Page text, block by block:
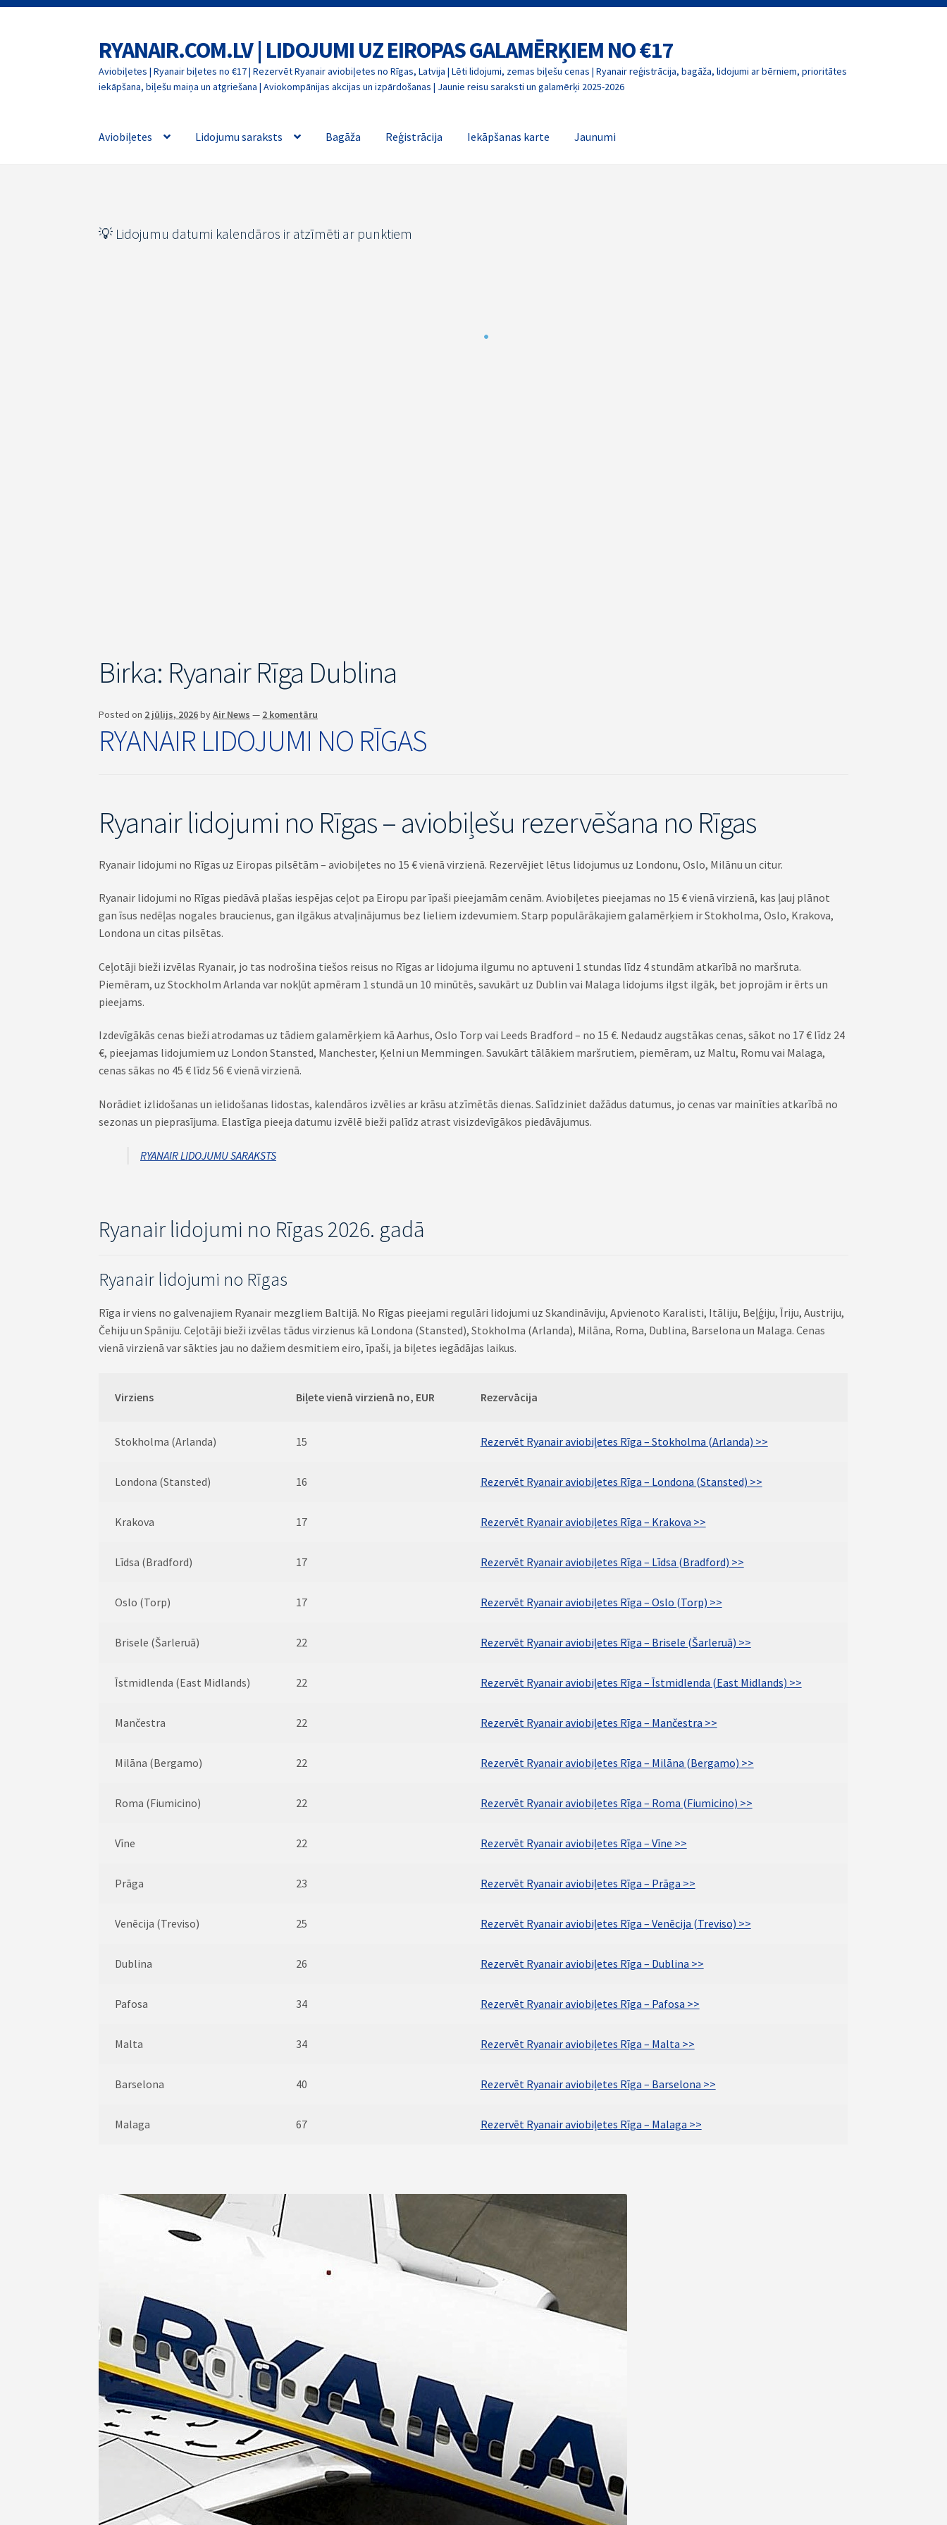
Skip
to
navigation
Skip
to
content
RYANAIR.COM.LV | LIDOJUMI UZ EIROPAS GALAMĒRĶIEM NO €17
Aviobiļetes | Ryanair biļetes no €17 | Rezervēt Ryanair aviobiļetes no Rīgas, Latvija | Lēti lidojumi, zemas biļešu cenas | Ryanair reģistrācija, bagāža, lidojumi ar bērniem, prioritātes
iekāpšana, biļešu maiņa un atgriešana | Aviokompānijas akcijas un izpārdošanas | Jaunie reisu saraksti un galamērķi 2025-2026
Aviobiļetes Lidojumu saraksts Bagāža Reģistrācija Iekāpšanas karte Jaunumi
💡 Lidojumu datumi kalendāros ir atzīmēti ar punktiem
Birka: Ryanair Rīga Dublina
Posted on 2 jūlijs, 2026byAir News — 2 komentāru
RYANAIR LIDOJUMI NO RĪGAS
Ryanair lidojumi no Rīgas – aviobiļešu rezervēšana no Rīgas
Ryanair lidojumi no Rīgas uz Eiropas pilsētām – aviobiļetes no 15 € vienā virzienā. Rezervējiet lētus lidojumus uz Londonu, Oslo, Milānu un citur.
Ryanair lidojumi no Rīgas piedāvā plašas iespējas ceļot pa Eiropu par īpaši pieejamām cenām. Aviobiļetes pieejamas no 15 € vienā virzienā, kas ļauj plānot
gan īsus nedēļas nogales braucienus, gan ilgākus atvaļinājumus bez lieliem izdevumiem. Starp populārākajiem galamērķiem ir Stokholma, Oslo, Krakova,
Londona un citas pilsētas.
Ceļotāji bieži izvēlas Ryanair, jo tas nodrošina tiešos reisus no Rīgas ar lidojuma ilgumu no aptuveni 1 stundas līdz 4 stundām atkarībā no maršruta.
Piemēram, uz Stockholm Arlanda var nokļūt apmēram 1 stundā un 10 minūtēs, savukārt uz Dublin vai Malaga lidojums ilgst ilgāk, bet joprojām ir ērts un
pieejams.
Izdevīgākās cenas bieži atrodamas uz tādiem galamērķiem kā Aarhus, Oslo Torp vai Leeds Bradford – no 15 €. Nedaudz augstākas cenas, sākot no 17 € līdz 24
€, pieejamas lidojumiem uz London Stansted, Manchester, Ķelni un Memmingen. Savukārt tālākiem maršrutiem, piemēram, uz Maltu, Romu vai Malaga,
cenas sākas no 45 € līdz 56 € vienā virzienā.
Norādiet izlidošanas un ielidošanas lidostas, kalendāros izvēlies ar krāsu atzīmētās dienas. Salīdziniet dažādus datumus, jo cenas var mainīties atkarībā no
sezonas un pieprasījuma. Elastīga pieeja datumu izvēlē bieži palīdz atrast visizdevīgākos piedāvājumus.
RYANAIR LIDOJUMU SARAKSTS
Ryanair lidojumi no Rīgas 2026. gadā
Ryanair lidojumi no Rīgas
Rīga ir viens no galvenajiem Ryanair mezgliem Baltijā. No Rīgas pieejami regulāri lidojumi uz Skandināviju, Apvienoto Karalisti, Itāliju, Beļģiju, Īriju, Austriju,
Čehiju un Spāniju. Ceļotāji bieži izvēlas tādus virzienus kā Londona (Stansted), Stokholma (Arlanda), Milāna, Roma, Dublina, Barselona un Malaga. Cenas
vienā virzienā var sākties jau no dažiem desmitiem eiro, īpaši, ja biļetes iegādājas laikus.
Virziens Biļete vienā virzienā no, EUR Rezervācija
Stokholma (Arlanda) 15 Rezervēt Ryanair aviobiļetes Rīga – Stokholma (Arlanda) >>
Londona (Stansted) 16 Rezervēt Ryanair aviobiļetes Rīga – Londona (Stansted) >>
Krakova 17 Rezervēt Ryanair aviobiļetes Rīga – Krakova >>
Līdsa (Bradford) 17 Rezervēt Ryanair aviobiļetes Rīga – Līdsa (Bradford) >>
Oslo (Torp) 17 Rezervēt Ryanair aviobiļetes Rīga – Oslo (Torp) >>
Brisele (Šarleruā) 22 Rezervēt Ryanair aviobiļetes Rīga – Brisele (Šarleruā) >>
Īstmidlenda (East Midlands) 22 Rezervēt Ryanair aviobiļetes Rīga – Īstmidlenda (East Midlands) >>
Mančestra 22 Rezervēt Ryanair aviobiļetes Rīga – Mančestra >>
Milāna (Bergamo) 22 Rezervēt Ryanair aviobiļetes Rīga – Milāna (Bergamo) >>
Roma (Fiumicino) 22 Rezervēt Ryanair aviobiļetes Rīga – Roma (Fiumicino) >>
Vīne 22 Rezervēt Ryanair aviobiļetes Rīga – Vīne >>
Prāga 23 Rezervēt Ryanair aviobiļetes Rīga – Prāga >>
Venēcija (Treviso) 25 Rezervēt Ryanair aviobiļetes Rīga – Venēcija (Treviso) >>
Dublina 26 Rezervēt Ryanair aviobiļetes Rīga – Dublina >>
Pafosa 34 Rezervēt Ryanair aviobiļetes Rīga – Pafosa >>
Malta 34 Rezervēt Ryanair aviobiļetes Rīga – Malta >>
Barselona 40 Rezervēt Ryanair aviobiļetes Rīga – Barselona >>
Malaga 67 Rezervēt Ryanair aviobiļetes Rīga – Malaga >>